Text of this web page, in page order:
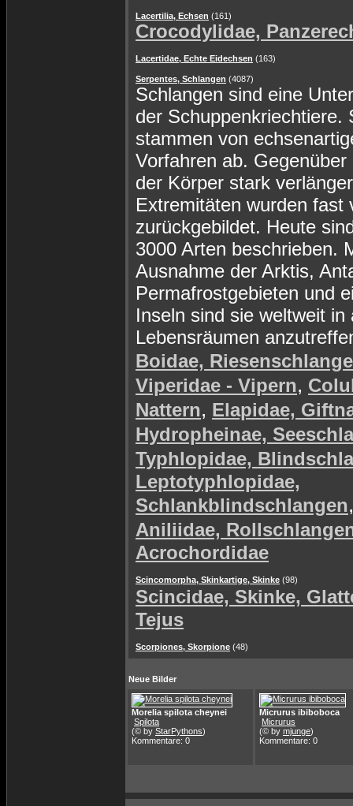
Lacertilia, Echsen (161)
Crocodylidae,
Lacertidae, Echte Eidechsen (163)
Serpentes, Schlangen (4087)
Schlangen sind eine
der Schuppenkriechtiere.
stammen von
Vorfahren ab. Gegenüber
der Körper stark
Extremitäten wurden fast
zurückgebildet. Heute
3000 Arten beschrieben.
Ausnahme der Arktis,
Permafrostgebieten und
Inseln sind sie weltweit in
Lebensräumen
Boidae,
Viperidae - Vipern,
Nattern, Elapidae,
Hydropheinae,
Typhlopidae,
Leptotyphlopidae,
Schlankblindschlangen,
Aniliidae,
Acrochordidae
Scincomorpha, Skinkartige, Skinke (98)
Scincidae, Skinke,
Tejus
Scorpiones, Skorpione (48)
Neue Bilder
Morelia spilota cheynei
Spilota
(© by StarPythons)
Kommentare: 0
Micrurus ibiboboca
Micrurus
(© by mjunge)
Kommentare: 0